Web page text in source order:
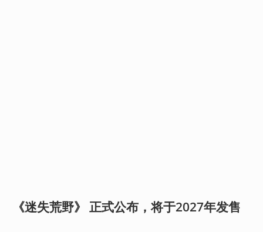
《迷失荒野》 正式公布，将于2027年发售